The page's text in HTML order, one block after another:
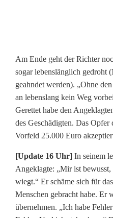
g
-
F
r
i
z
e
Am Ende geht der Richter
sogar lebenslänglich gedroht
geahndet werden). „Ohne
an lebenslang kein Weg
Gerettet habe den
des Geschädigten. Das Opfer
Vorfeld 25.000 Euro
[Update 16 Uhr] In seinem
Angeklagte: „Mir ist bewusst,
wiegt.“ Er schäme sich für
Menschen gebracht habe. Er
übernehmen. „Ich habe